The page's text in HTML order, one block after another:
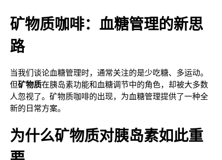
矿物质咖啡：血糖管理的新思
路
当我们谈论血糖管理时，通常关注的是少吃糖、多运动。
但矿物质在胰岛素功能和血糖调节中的角色，却被大多数
人忽视了。矿物质咖啡的出现，为血糖管理提供了一种全
新的日常方案。
为什么矿物质对胰岛素如此重